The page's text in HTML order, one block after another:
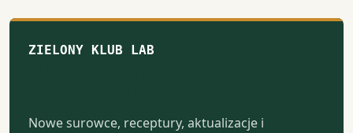
ZIELONY KLUB LAB
Nowe surowce, receptury, aktualizacje i